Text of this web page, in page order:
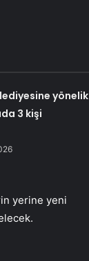
yönelik
3 kişi
yerine yeni